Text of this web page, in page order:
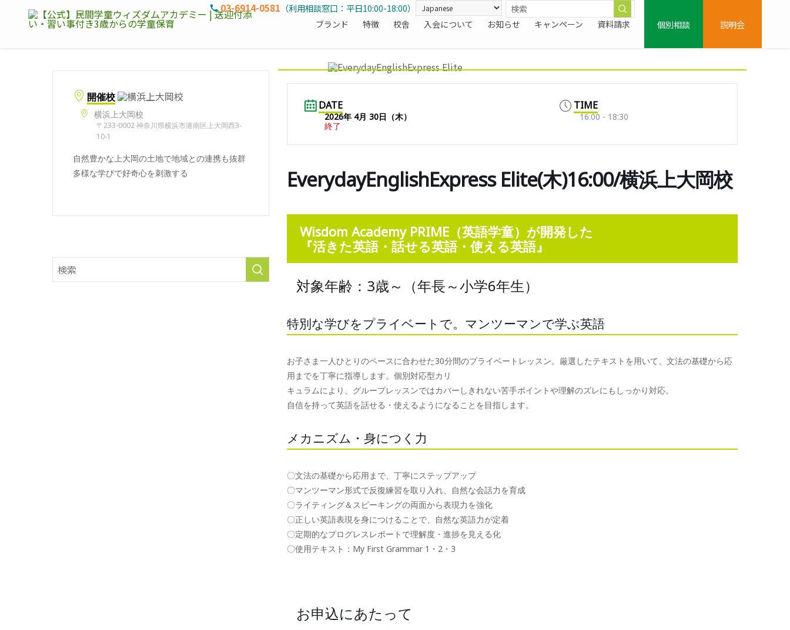
ブランド 特徴 校舎 入会について お知らせ キャンペーン 資料請求
03-6914-0581 （利用相談窓口：平日10:00-18:00）
個別相談
説明会
開催校
横浜上大岡校
〒233-0002 神奈川県横浜市港南区上大岡西3-
10-1
自然豊かな上大岡の土地で地域との連携も抜群
多様な学びで好奇心を刺激する
DATE
2026年 4月 30日（木）
終了
TIME
16:00 - 18:30
EverydayEnglishExpress Elite(木)16:00/横浜上大岡校
Wisdom Academy PRIME（英語学童）が開発した
『活きた英語・話せる英語・使える英語』
対象年齢：3歳～（年長～小学6年生）
特別な学びをプライベートで。マンツーマンで学ぶ英語
お子さま一人ひとりのペースに合わせた30分間のプライベートレッスン。厳選したテキストを用いて、文法の基礎から応
用までを丁寧に指導します。個別対応型カリ
キュラムにより、グループレッスンではカバーしきれない苦手ポイントや理解のズレにもしっかり対応。
自信を持って英語を話せる・使えるようになることを目指します。
メカニズム・身につく力
〇文法の基礎から応用まで、丁寧にステップアップ
〇マンツーマン形式で反復練習を取り入れ、自然な会話力を育成
〇ライティング＆スピーキングの両面から表現力を強化
〇正しい英語表現を身につけることで、自然な英語力が定着
〇定期的なプログレスレポートで理解度・進捗を見える化
〇使用テキスト：My First Grammar 1・2・3
お申込にあたって